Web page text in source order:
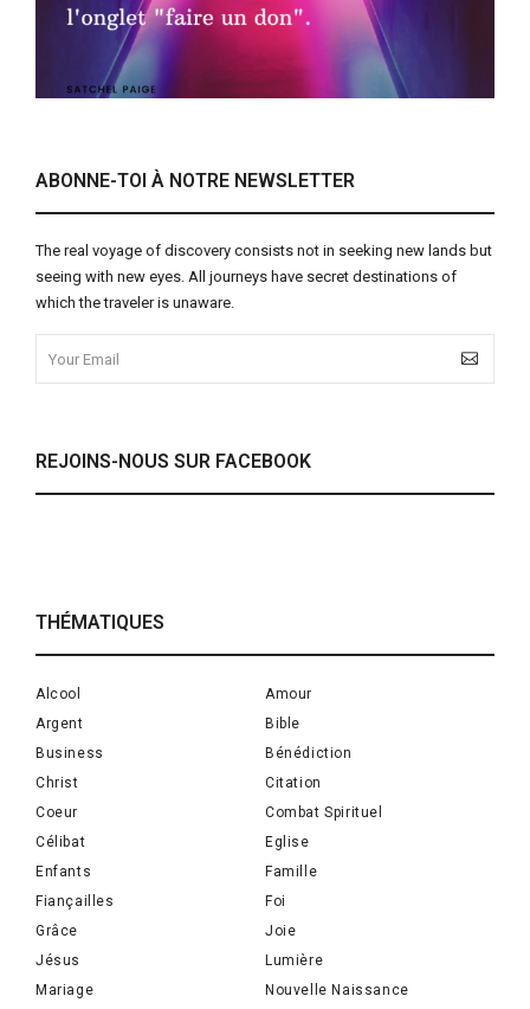
ABONNE-TOI À NOTRE NEWSLETTER
The real voyage of discovery consists not in seeking new lands but
seeing with new eyes. All journeys have secret destinations of
which the traveler is unaware.
REJOINS-NOUS SUR FACEBOOK
THÉMATIQUES
Alcool
Amour
Argent
Bible
Business
Bénédiction
Christ
Citation
Coeur
Combat Spirituel
Célibat
Eglise
Enfants
Famille
Fiançailles
Foi
Grâce
Joie
Jésus
Lumière
Mariage
Nouvelle Naissance